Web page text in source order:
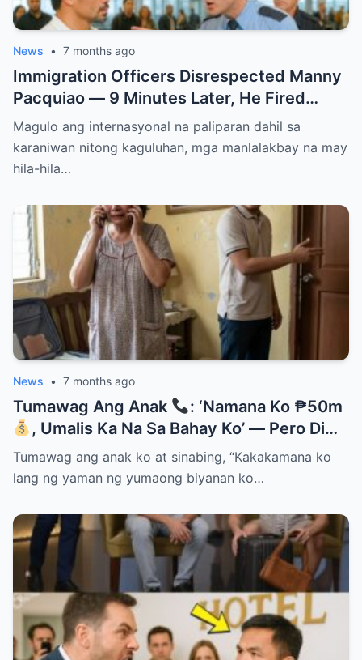
News • 7 months ago
Immigration Officers Disrespected Manny
Pacquiao — 9 Minutes Later, He Fired
Them Instantly..
Magulo ang internasyonal na paliparan dahil sa
karaniwan nitong kaguluhan, mga manlalakbay na may
hila-hila…
News • 7 months ago
Tumawag Ang Anak
: ‘Namana Ko ₱50m
, Umalis Ka Na Sa Bahay Ko’ — Pero Di
Niya Alam Na…
Tumawag ang anak ko at sinabing, “Kakakamana ko
lang ng yaman ng yumaong biyanan ko…